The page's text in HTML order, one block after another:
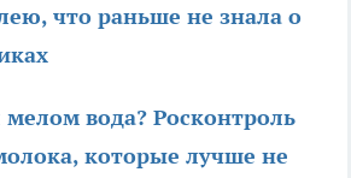
что раньше не знала о
вода? Росконтроль
которые лучше не